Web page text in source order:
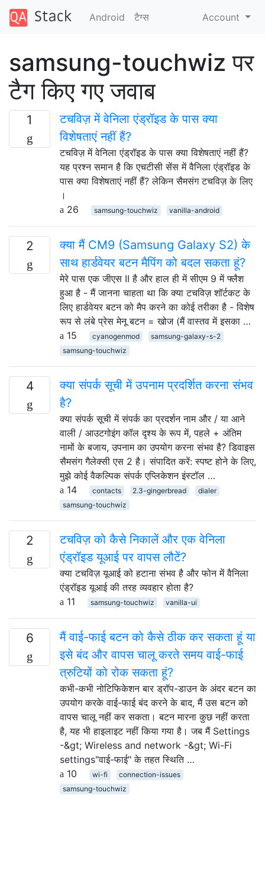
Android टैग्‍स Account
samsung-touchwiz पर
टैग किए गए जवाब
1
टचविज़ में वेनिला एंड्रॉइड के पास क्या
विशेषताएं नहीं हैं?
टचविज़ में वेनिला एंड्रॉइड के पास क्या विशेषताएं नहीं हैं?
यह प्रश्न समान है कि एचटीसी सेंस में वैनिला एंड्रॉइड के
पास क्या विशेषताएं नहीं हैं? लेकिन सैमसंग टचविज़ के लिए
।
26
samsung-touchwiz vanilla-android
2
क्या मैं CM9 (Samsung Galaxy S2) के
साथ हार्डवेयर बटन मैपिंग को बदल सकता हूं?
मेरे पास एक जीएस II है और हाल ही में सीएम 9 में फ्लैश
हुआ है - मैं जानना चाहता था कि क्या टचविज़ शॉर्टकट के
लिए हार्डवेयर बटन को मैप करने का कोई तरीका है - विशेष
रूप से लंबे प्रेस मेनू बटन = खोज (मैं वास्तव में इसका …
15
cyanogenmod
samsung-galaxy-s-2
samsung-touchwiz
4
क्या संपर्क सूची में उपनाम प्रदर्शित करना संभव
है?
क्या संपर्क सूची में संपर्क का प्रदर्शन नाम और / या आने
वाली / आउटगोइंग कॉल दृश्य के रूप में, पहले + अंतिम
नामों के बजाय, उपनाम का उपयोग करना संभव है? डिवाइस
सैमसंग गैलेक्सी एस 2 है। संपादित करें: स्पष्ट होने के लिए,
मुझे कोई वैकल्पिक संपर्क एप्लिकेशन इंस्टॉल …
14
contacts 2.3-gingerbread
dialer
samsung-touchwiz
2
टचविज़ को कैसे निकालें और एक वेनिला
एंड्रॉइड यूआई पर वापस लौटें?
क्या टचविज़ यूआई को हटाना संभव है और फोन में वैनिला
एंड्रॉइड यूआई की तरह व्यवहार होता है?
11
samsung-touchwiz vanilla-ui
6
मैं वाई-फाई बटन को कैसे ठीक कर सकता हूं या
इसे बंद और वापस चालू करते समय वाई-फाई
त्रुटियों को रोक सकता हूं?
कभी-कभी नोटिफिकेशन बार ड्रॉप-डाउन के अंदर बटन का
उपयोग करके वाई-फाई बंद करने के बाद, मैं उस बटन को
वापस चालू नहीं कर सकता। बटन मारना कुछ नहीं करता
है, यह भी हाइलाइट नहीं किया गया है। जब मैं Settings
-&gt; Wireless and network -&gt; Wi-Fi
settings"वाई-फाई" के तहत स्थिति …
10
wi-fi
connection-issues
samsung-touchwiz